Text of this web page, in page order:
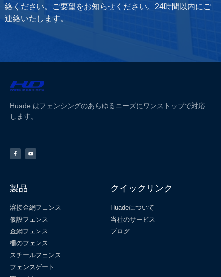
絡ください。ご要望をお知らせください。24時間以内にご
連絡いたします。
Huade はフェンシングのあらゆるニーズにワンストップで対応
します。
製品
溶接金網フェンス
仮設フェンス
金網フェンス
柵のフェンス
スチールフェンス
フェンスゲート
クイックリンク
Huadeについて
当社のサービス
ブログ